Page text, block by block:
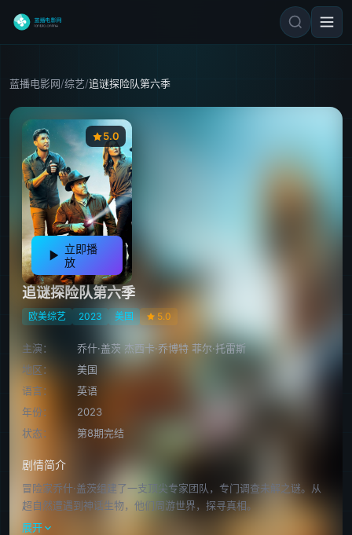
蓝播电影网/综艺/追谜探险队第六季
5.0
立即播
放
追谜探险队第六季
欧美综艺 2023 美国 5.0
主演：
乔什·盖茨 杰西卡·乔博特 菲尔·托雷斯
地区：
美国
语言：
英语
年份：
2023
状态：
第8期完结
剧情简介
冒险家乔什·盖茨组建了一支顶尖专家团队，专门调查未解之谜。从
超自然遭遇到神话生物，他们周游世界，探寻真相。
展开